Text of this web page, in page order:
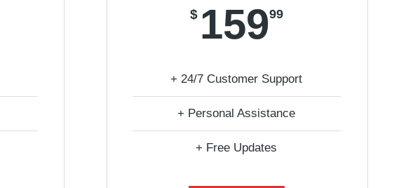
$ 15999
+ 24/7 Customer Support
+ Personal Assistance
+ Free Updates